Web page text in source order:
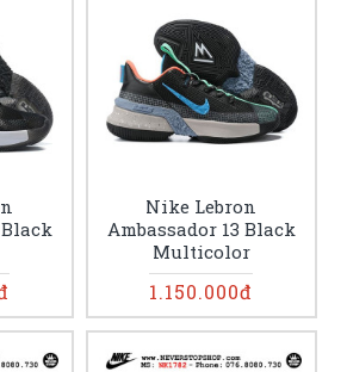
Black
Nike Lebron
Ambassador 13 Black
Multicolor
1.150.000đ